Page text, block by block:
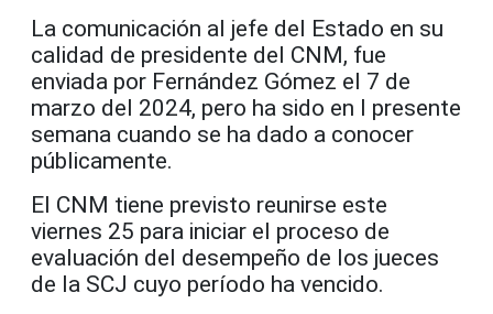
La comunicación al jefe del Estado en su
calidad de presidente del CNM, fue
enviada por Fernández Gómez el 7 de
marzo del 2024, pero ha sido en l presente
semana cuando se ha dado a conocer
públicamente.
El CNM tiene previsto reunirse este
viernes 25 para iniciar el proceso de
evaluación del desempeño de los jueces
de la SCJ cuyo período ha vencido.